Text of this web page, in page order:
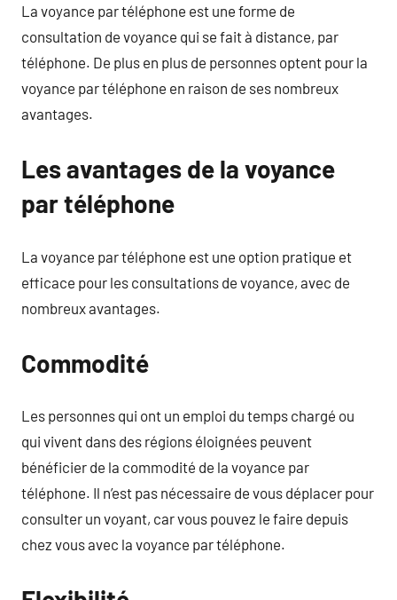
La voyance par téléphone est une forme de
consultation de voyance qui se fait à distance, par
téléphone. De plus en plus de personnes optent pour la
voyance par téléphone en raison de ses nombreux
avantages.
Les avantages de la voyance
par téléphone
La voyance par téléphone est une option pratique et
efficace pour les consultations de voyance, avec de
nombreux avantages.
Commodité
Les personnes qui ont un emploi du temps chargé ou
qui vivent dans des régions éloignées peuvent
bénéficier de la commodité de la voyance par
téléphone. Il n’est pas nécessaire de vous déplacer pour
consulter un voyant, car vous pouvez le faire depuis
chez vous avec la voyance par téléphone.